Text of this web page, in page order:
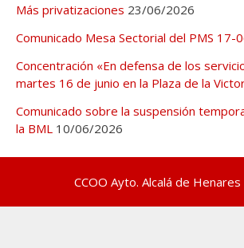
Más privatizaciones 23/06/2026
Comunicado Mesa Sectorial del PMS 17-
Concentración «En defensa de los
martes 16 de junio en la Plaza de la
Comunicado sobre la suspensión
la BML 10/06/2026
CCOO Ayto. Alcalá de